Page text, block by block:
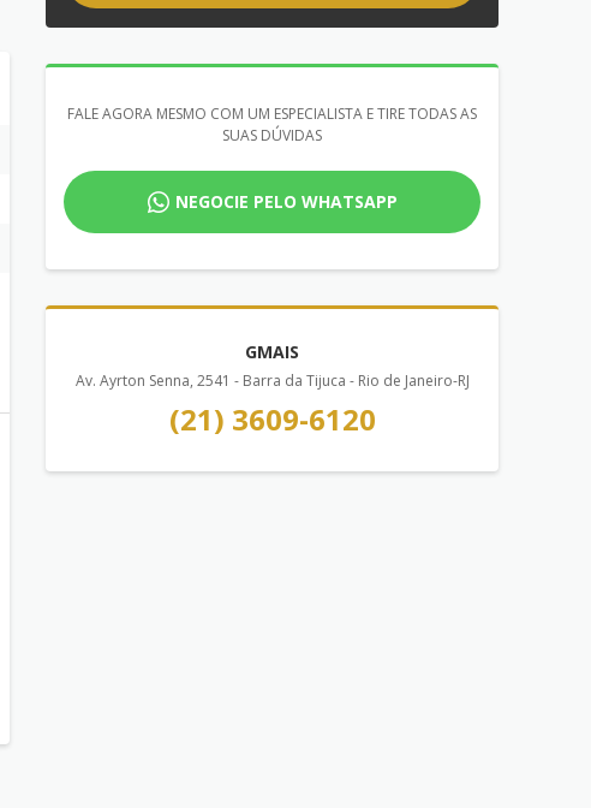
FALE AGORA MESMO COM UM ESPECIALISTA E TIRE TODAS AS
SUAS DÚVIDAS
NEGOCIE PELO WHATSAPP
GMAIS
Av. Ayrton Senna, 2541 - Barra da Tijuca - Rio de Janeiro-RJ
(21) 3609-6120